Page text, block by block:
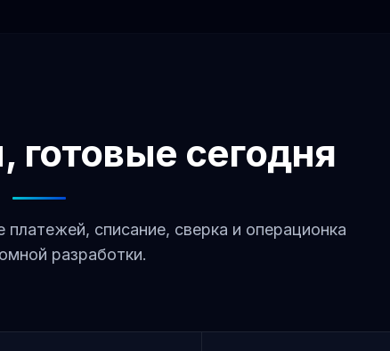
сегодня
списание, сверка и операционка
разработки.